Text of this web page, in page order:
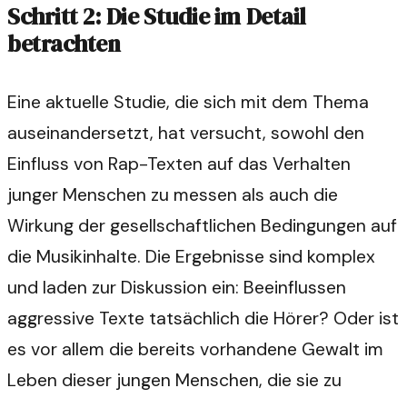
Schritt 2: Die Studie im Detail
betrachten
Eine aktuelle Studie, die sich mit dem Thema
auseinandersetzt, hat versucht, sowohl den
Einfluss von Rap-Texten auf das Verhalten
junger Menschen zu messen als auch die
Wirkung der gesellschaftlichen Bedingungen auf
die Musikinhalte. Die Ergebnisse sind komplex
und laden zur Diskussion ein: Beeinflussen
aggressive Texte tatsächlich die Hörer? Oder ist
es vor allem die bereits vorhandene Gewalt im
Leben dieser jungen Menschen, die sie zu